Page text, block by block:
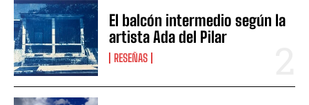
El balcón intermedio según la
artista Ada del Pilar
RESEÑAS